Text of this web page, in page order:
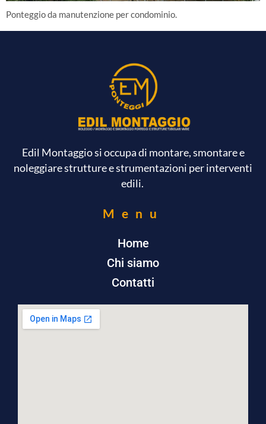
Ponteggio da manutenzione per condominio.
Edil Montaggio si occupa di montare, smontare e
noleggiare strutture e strumentazioni per interventi
edili.
Menu
Home
Chi siamo
Contatti